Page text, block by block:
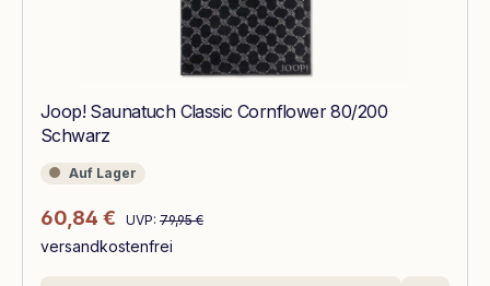
Joop! Saunatuch Classic Cornflower 80/200
Schwarz
Auf Lager
Auf Lager
Verkaufspreis:
60,84 € Regulärer Preis:
UVP: 79,95 €
versandkostenfrei